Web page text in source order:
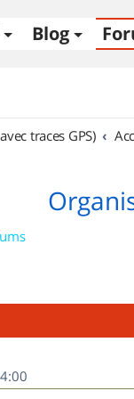
Blog
traces GPS)